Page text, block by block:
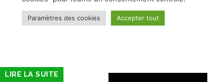
LIRE LA SUITE